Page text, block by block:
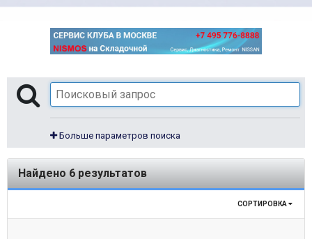
Больше параметров поиска
Найдено 6 результатов
СОРТИРОВКА